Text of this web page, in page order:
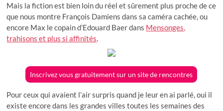
Mais la fiction est bien loin du réel et sûrement plus proche de ce
que nous montre François Damiens dans sa caméra cachée, ou
encore Max le copain d’Edouard Baer dans Mensonges,
trahisons et plus si affinités.
Inscrivez vous gratuitement sur un site de rencontres
Pour ceux qui avaient l’air surpris quand je leur en ai parlé, oui il
existe encore dans les grandes villes toutes les semaines des